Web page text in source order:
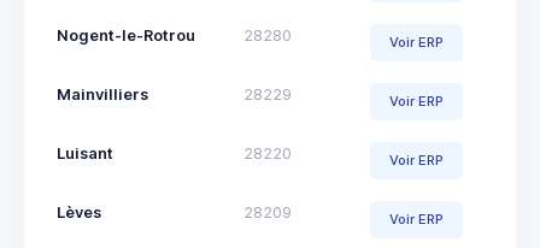
Nogent-le-Rotrou 28280 Voir ERP
Mainvilliers 28229 Voir ERP
Luisant 28220 Voir ERP
Lèves 28209 Voir ERP